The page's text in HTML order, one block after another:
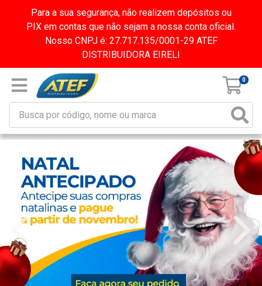
Para a sua segurança, não realizem depósitos ou
PIX em contas que não sejam a nossa conta oficial.
Nosso CNPJ é: 27.717.135/0001-29 ATEF
DISTRIBUIDORA EIRELI
0